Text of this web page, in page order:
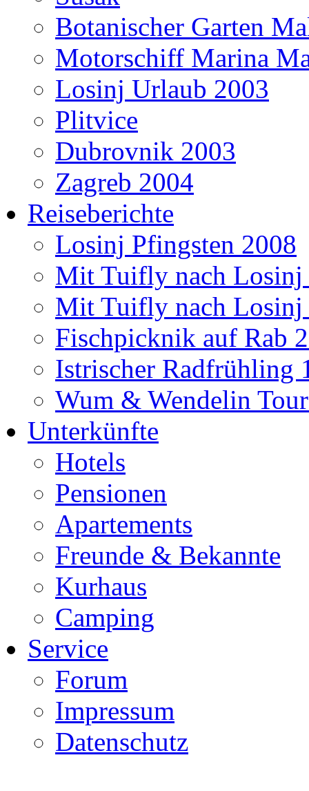
Botanischer Garten
Motorschiff Marina
Losinj Urlaub 2003
Plitvice
Dubrovnik 2003
Zagreb 2004
Reiseberichte
Losinj Pfingsten 2008
Mit Tuifly nach Losinj
Mit Tuifly nach Losinj
Fischpicknik auf Rab
Istrischer Radfrühling
Wum & Wendelin
Unterkünfte
Hotels
Pensionen
Apartements
Freunde & Bekannte
Kurhaus
Camping
Service
Forum
Impressum
Datenschutz